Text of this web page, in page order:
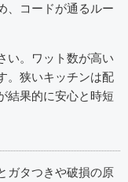
、コードが通るルー
い。ワット数が高い
。狭いキッチンは配
結果的に安心と時短
ガタつきや破損の原